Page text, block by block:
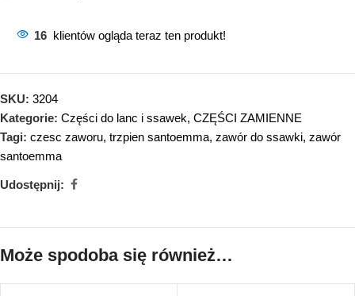
16 klientów ogląda teraz ten produkt!
SKU: 3204
Kategorie: Części do lanc i ssawek, CZĘŚCI ZAMIENNE
Tagi: czesc zaworu, trzpien santoemma, zawór do ssawki, zawór
santoemma
Udostępnij:
Może spodoba się również…